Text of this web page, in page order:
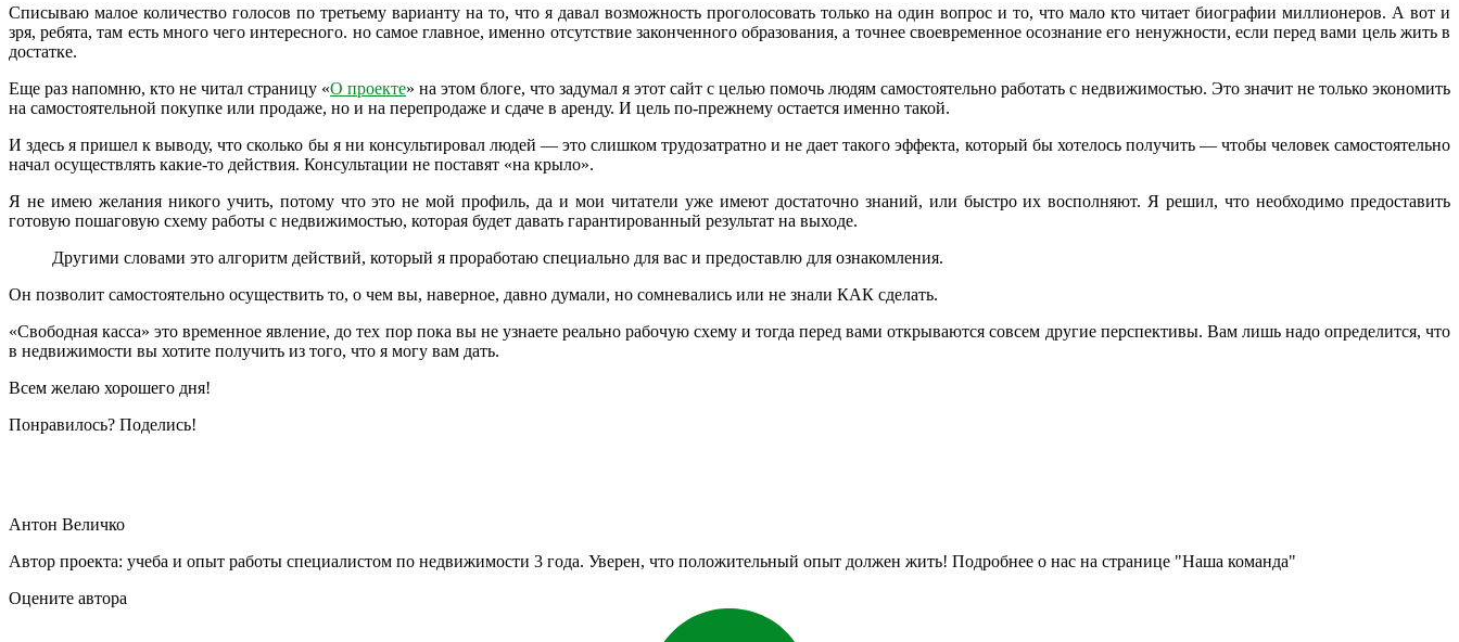
Списываю малое количество голосов по третьему варианту на то, что я давал возможность проголосовать только на один вопрос и то, что мало кто читает биографии миллионеров. А вот и
зря, ребята, там есть много чего интересного. но самое главное, именно отсутствие законченного образования, а точнее своевременное осознание его ненужности, если перед вами цель жить в
достатке.
Еще раз напомню, кто не читал страницу «О проекте» на этом блоге, что задумал я этот сайт с целью помочь людям самостоятельно работать с недвижимостью. Это значит не только экономить
на самостоятельной покупке или продаже, но и на перепродаже и сдаче в аренду. И цель по-прежнему остается именно такой.
И здесь я пришел к выводу, что сколько бы я ни консультировал людей — это слишком трудозатратно и не дает такого эффекта, который бы хотелось получить — чтобы человек самостоятельно
начал осуществлять какие-то действия. Консультации не поставят «на крыло».
Я не имею желания никого учить, потому что это не мой профиль, да и мои читатели уже имеют достаточно знаний, или быстро их восполняют. Я решил, что необходимо предоставить
готовую пошаговую схему работы с недвижимостью, которая будет давать гарантированный результат на выходе.
Другими словами это алгоритм действий, который я проработаю специально для вас и предоставлю для ознакомления.
Он позволит самостоятельно осуществить то, о чем вы, наверное, давно думали, но сомневались или не знали КАК сделать.
«Свободная касса» это временное явление, до тех пор пока вы не узнаете реально рабочую схему и тогда перед вами открываются совсем другие перспективы. Вам лишь надо определится, что
в недвижимости вы хотите получить из того, что я могу вам дать.
Всем желаю хорошего дня!
Понравилось? Поделись!
Антон Величко
Автор проекта: учеба и опыт работы специалистом по недвижимости 3 года. Уверен, что положительный опыт должен жить! Подробнее о нас на странице "Наша команда"
Оцените автора